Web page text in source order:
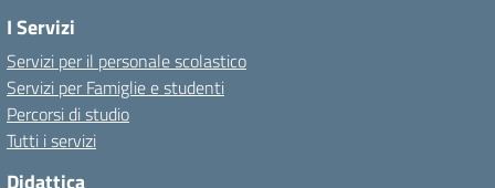
I Servizi
Servizi per il personale scolastico
Servizi per Famiglie e studenti
Percorsi di studio
Tutti i servizi
Didattica